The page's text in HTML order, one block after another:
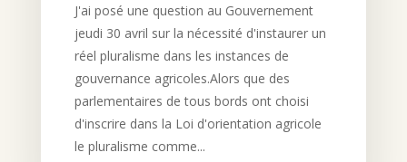
J'ai posé une question au Gouvernement
jeudi 30 avril sur la nécessité d'instaurer un
réel pluralisme dans les instances de
gouvernance agricoles.Alors que des
parlementaires de tous bords ont choisi
d'inscrire dans la Loi d'orientation agricole
le pluralisme comme...